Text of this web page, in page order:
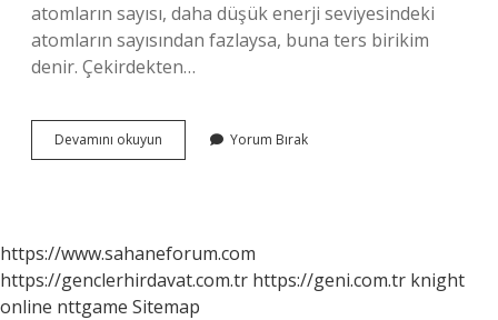
atomların sayısı, daha düşük enerji seviyesindeki
atomların sayısından fazlaysa, buna ters birikim
denir. Çekirdekten…
Devamını okuyun Atomda
Enerji
Yorum Bırak
https://www.sahaneforum.com
https://genclerhirdavat.com.tr https://geni.com.tr knight
online nttgame Sitemap